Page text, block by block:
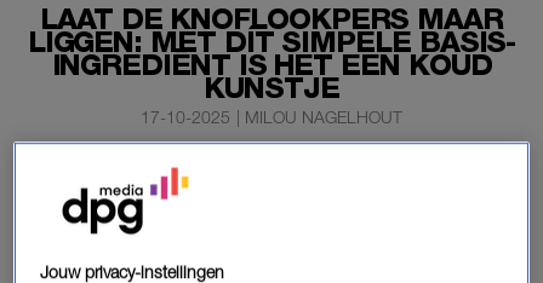
LAAT DE KNOFLOOKPERS MAAR
LIGGEN: MET DÍT SIMPELE BASIS-
INGREDIËNT IS HET EEN KOUD
KUNSTJE
17-10-2025 | MILOU NAGELHOUT
De knoflookpers werkt prima, maar het schoonmaken is
altijd zo’n gedoe. Gelukkig is daar nu een eenvoudige
oplossing voor: met slechts één ingrediënt pers je je
knoflook én heb je geen gedoe met de afwas.
Jouw privacy-instellingen